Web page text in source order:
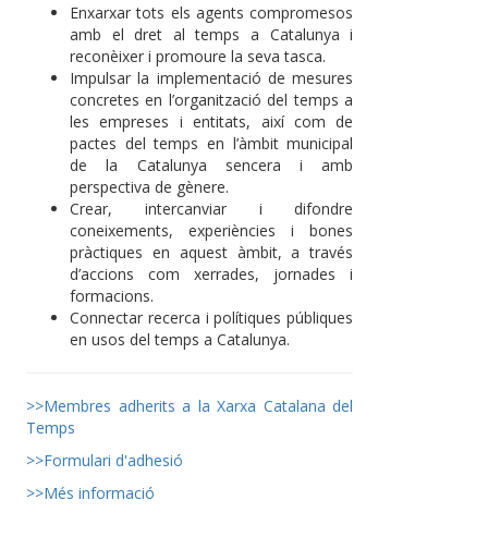
Enxarxar tots els agents compromesos
amb el dret al temps a Catalunya i
reconèixer i promoure la seva tasca.
Impulsar la implementació de mesures
concretes en l’organització del temps a
les empreses i entitats, així com de
pactes del temps en l’àmbit municipal
de la Catalunya sencera i amb
perspectiva de gènere.
Crear, intercanviar i difondre
coneixements, experiències i bones
pràctiques en aquest àmbit, a través
d’accions com xerrades, jornades i
formacions.
Connectar recerca i polítiques públiques
en usos del temps a Catalunya.
>>Membres adherits a la Xarxa Catalana del
Temps
>>Formulari d'adhesió
>>Més informació